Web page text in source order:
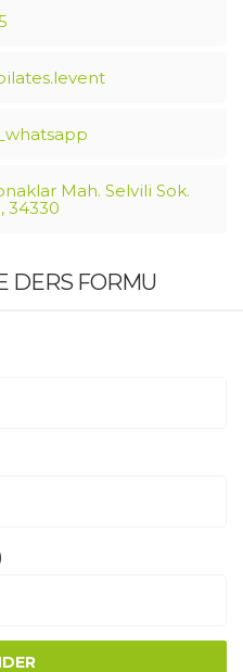
Mah. Selvili Sok.
34330
DERS FORMU